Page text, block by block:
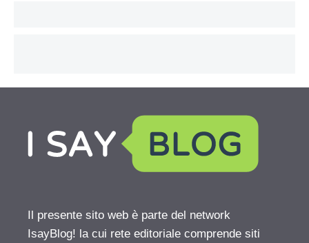
Il presente sito web è parte del network
IsayBlog! la cui rete editoriale comprende siti